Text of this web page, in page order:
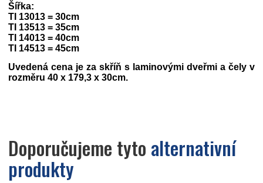
Šířka:
TI 13013 = 30cm
TI 13513 = 35cm
TI 14013 = 40cm
TI 14513 = 45cm
Uvedená cena je za skříň s laminovými dveřmi a čely v
rozměru 40 x 179,3 x 30cm.
Doporučujeme tyto alternativní
produkty